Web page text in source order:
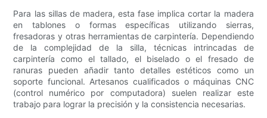
Para las sillas de madera, esta fase implica cortar la madera
en tablones o formas específicas utilizando sierras,
fresadoras y otras herramientas de carpintería. Dependiendo
de la complejidad de la silla, técnicas intrincadas de
carpintería como el tallado, el biselado o el fresado de
ranuras pueden añadir tanto detalles estéticos como un
soporte funcional. Artesanos cualificados o máquinas CNC
(control numérico por computadora) suelen realizar este
trabajo para lograr la precisión y la consistencia necesarias.